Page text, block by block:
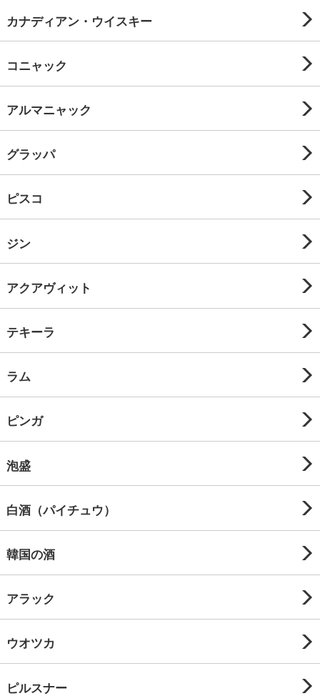
カナディアン・ウイスキー
コニャック
アルマニャック
グラッパ
ピスコ
ジン
アクアヴィット
テキーラ
ラム
ピンガ
泡盛
白酒（パイチュウ）
韓国の酒
アラック
ウオツカ
ピルスナー